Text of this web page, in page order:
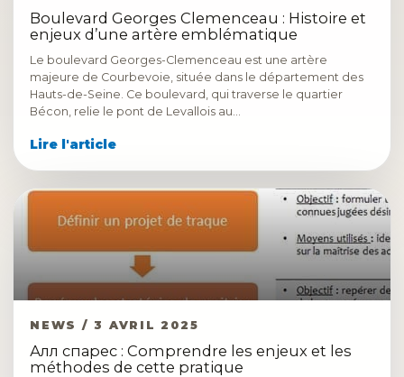
Boulevard Georges Clemenceau : Histoire et
enjeux d’une artère emblématique
Le boulevard Georges-Clemenceau est une artère
majeure de Courbevoie, située dans le département des
Hauts-de-Seine. Ce boulevard, qui traverse le quartier
Bécon, relie le pont de Levallois au…
Lire l'article
NEWS / 3 AVRIL 2025
Алл спарес : Comprendre les enjeux et les
méthodes de cette pratique